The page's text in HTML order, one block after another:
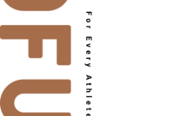
プ
す